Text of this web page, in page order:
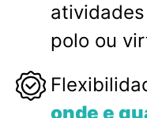
polo ou
onde e